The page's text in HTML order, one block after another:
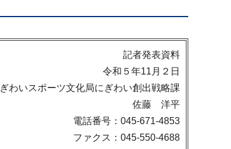
記者発表資料
令和５年11月２日
わいスポーツ文化局にぎわい創出戦略課
佐藤 洋平
電話番号：045-671-4853
ファクス：045-550-4688